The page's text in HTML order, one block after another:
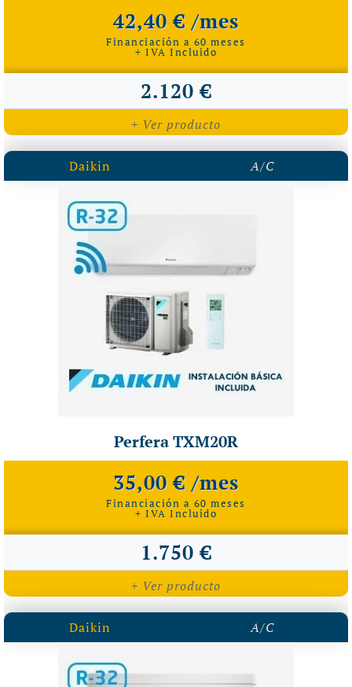
42,40 € /mes
Financiación a 60 meses
+ IVA Incluido
2.120 €
+ Ver producto
Daikin A/C
Perfera TXM20R
35,00 € /mes
Financiación a 60 meses
+ IVA Incluido
1.750 €
+ Ver producto
Daikin A/C